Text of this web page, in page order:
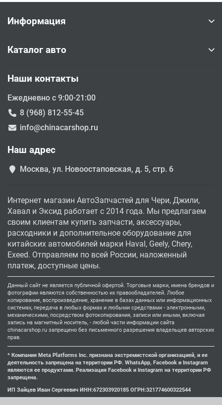
Информация
Каталог авто
Наши контакты
Ежедневно с 9:00-21:00
8 (968) 812-55-45
info@chinacarshop.ru
Наш адрес
Москва, ул. Новоостаповская, д. 5, стр. 6
Интернет магазин АвтоЗапчастей для Чери, Джили,
Хавал и Эксид работает с 2014 года. Мы предлагаем
своим клиентам купить запчасти, аксессуары,
расходники и дополнительное оборудование для
китайских автомобилей марки Haval, Geely, Chery,
Exeed. Отправляем по всей России, наложенный
платеж, доступные цены.
Данный сайт не является публичной офертой. Торговые марки, имена брендов и
фотографии являются собственностью их правообладателей. Любое
копирование, воспроизведение, хранение в базах данных или информационных
системах, передача в любых формах и любыми средствами - электронными,
механическими, посредством фотокопирования, записи или иными, включая
запись на магнитный носитель, - любой части информации сайта
chinacarshop.ru запрещено без письменного разрешения владельцев авторских
прав.
* Компания Meta Platforms Inc. признана экстремистской организацией, и ее
деятельность запрещена на территории РФ. WhatsApp, Facebook и Instagram
являются ее продуктами. Реализация Facebook и Instagram на территории РФ
запрещена.
ИП Зайцев Иван Сергеевич ИНН:672303920185 ОГРН:321774600322544